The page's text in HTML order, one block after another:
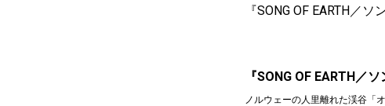
『SONG OF EARTH／
『SONG OF EARTH／
ノルウェーの人里離れた渓谷「